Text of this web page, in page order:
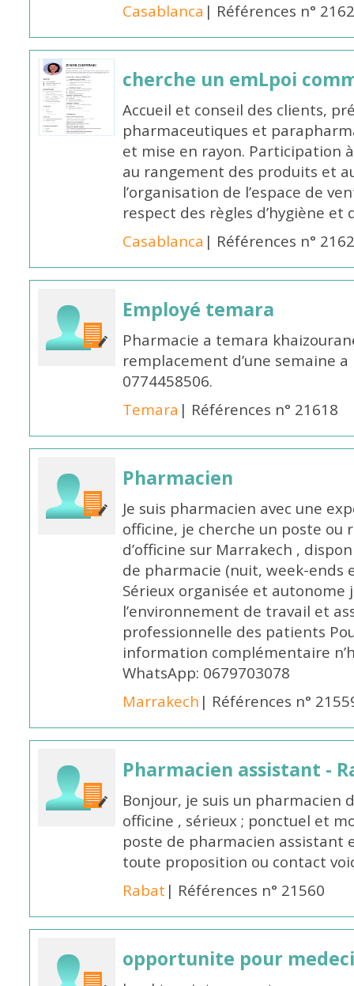
Casablanca | Références n°
cherche un emLpoi
Accueil et conseil des clients,
pharmaceutiques et
et mise en rayon. Participation
au rangement des produits et
l’organisation de l’espace de
respect des règles d’hygiène et
Casablanca | Références n°
Employé temara
Pharmacie a temara
remplacement d’une semaine
0774458506.
Temara | Références n° 21618
Pharmacien
Je suis pharmacien avec une
officine, je cherche un poste
d’officine sur Marrakech ,
de pharmacie (nuit, week-ends
Sérieux organisée et autonome
l’environnement de travail et
professionnelle des patients
information complémentaire
WhatsApp: 0679703078
Marrakech | Références n°
Pharmacien assistant -
Bonjour, je suis un pharmacien
officine , sérieux ; ponctuel et
poste de pharmacien
toute proposition ou contact
Rabat | Références n° 21560
opportunite pour